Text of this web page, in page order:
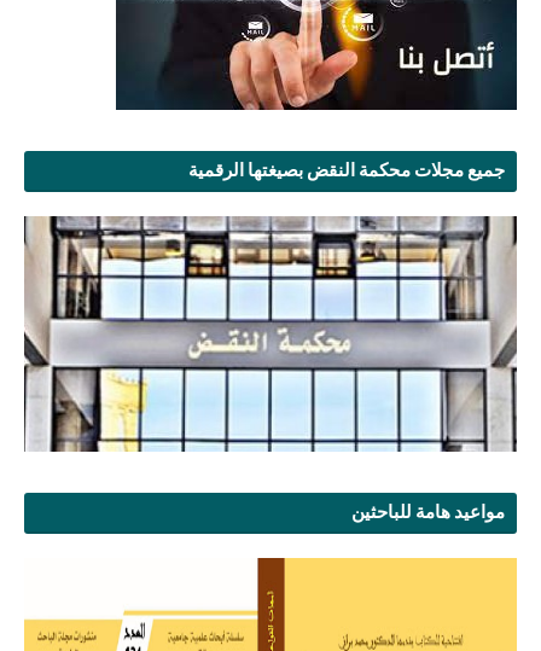
جميع مجلات محكمة النقض بصيغتها الرقمية
مواعيد هامة للباحثين